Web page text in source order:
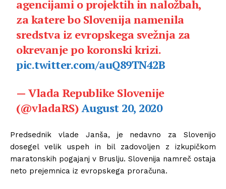
agencijami o projektih in naložbah,
za katere bo Slovenija namenila
sredstva iz evropskega svežnja za
okrevanje po koronski krizi.
pic.twitter.com/auQ89TN42B
— Vlada Republike Slovenije
(@vladaRS) August 20, 2020
Predsednik vlade Janša, je nedavno za Slovenijo
dosegel velik uspeh in bil zadovoljen z izkupičkom
maratonskih pogajanj v Bruslju. Slovenija namreč ostaja
neto prejemnica iz evropskega proračuna.